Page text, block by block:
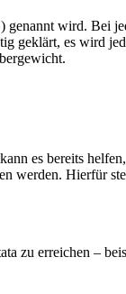
genannt wird. Bei
geklärt, es wird
es bereits
werden. Hierfür
zu erreichen –